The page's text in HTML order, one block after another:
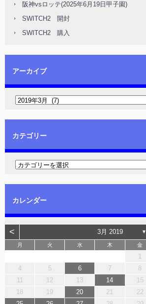
阪神vsロッテ(2025年6月19日甲子園)
SWITCH2 開封
SWITCH2 購入
アーカイブ
カテゴリー
カレンダー
< 3月 2019 ▼
月 火 水 木 金
1
4
5 6 7 8
11
12 13 14 15
18
19 20 21 22